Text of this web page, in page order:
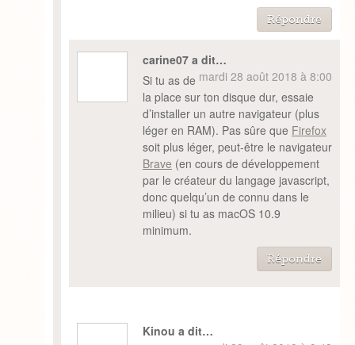
Répondre
carine07 a dit…
mardi 28 août 2018 à 8:00
Si tu as de
la place sur ton disque dur, essaie
d’installer un autre navigateur (plus
léger en RAM). Pas sûre que Firefox
soit plus léger, peut-être le navigateur
Brave (en cours de développement
par le créateur du langage javascript,
donc quelqu’un de connu dans le
milieu) si tu as macOS 10.9
minimum.
Répondre
Kinou a dit…